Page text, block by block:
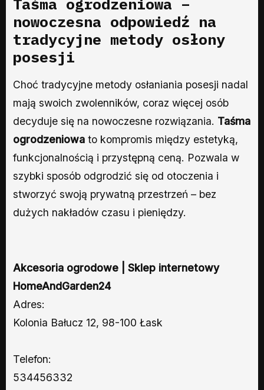
Taśma ogrodzeniowa –
nowoczesna odpowiedź na
tradycyjne metody osłony
posesji
Choć tradycyjne metody osłaniania posesji nadal
mają swoich zwolenników, coraz więcej osób
decyduje się na nowoczesne rozwiązania. Taśma
ogrodzeniowa to kompromis między estetyką,
funkcjonalnością i przystępną ceną. Pozwala w
szybki sposób odgrodzić się od otoczenia i
stworzyć swoją prywatną przestrzeń – bez
dużych nakładów czasu i pieniędzy.
Akcesoria ogrodowe | Sklep internetowy
HomeAndGarden24
Adres:
Kolonia Bałucz 12, 98-100 Łask
Telefon:
534456332